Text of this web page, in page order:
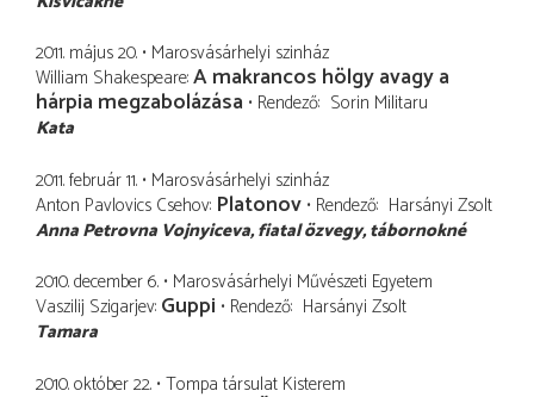
2011. május 20. Marosvásárhelyi szinház
William Shakespeare A makrancos hölgy avagy a
hárpia megzabolázása Rendező Sorin Militaru
Kata
2011. február 11. Marosvásárhelyi szinház
Anton Pavlovics Csehov Platonov Rendező Harsányi Zsolt
Anna Petrovna Vojnyiceva fiatal özvegy, tábornokné
2010. december 6. Marosvásárhelyi Művészeti Egyetem
Vaszilij Szigarjev Guppi Rendező Harsányi Zsolt
Tamara
2010. október 22. Tompa társulat Kisterem